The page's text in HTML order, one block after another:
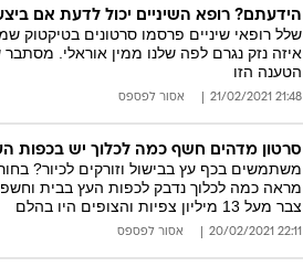
הידעתם? רופא השיניים יכול לדעת אם
שלל רופאי שיניים פרסמו סרטונים בטיקטוק
איזה נזק נגרם לפה שלנו ממין אוראלי.
הטענה הזו
21:48 21/02/2021 אסור לפספס
סרטון מדהים חשף כמה לכלוך יש בכפות
משתמשים בכף עץ בבישול וזורקים לכיור?
מראה כמה לכלוך נדבק לכפות העץ בבית
צבר מעל 13 מיליון צפיות והצופים היו בהלם
22:11 20/02/2021 אסור לפספס